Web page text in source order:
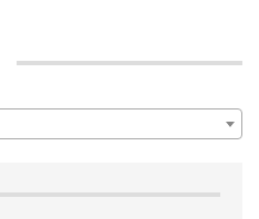
du